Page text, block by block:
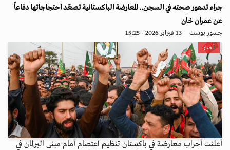
جراء تدهور صحته في السجن.. المعارضة الباكستانية تصعّد احتجاجاتها دفاعاً
عن عمران خان
جسور بوست 13 فبراير 2026 - 15:25
أخبار
أعلنت أحزاب معارضة في باكستان تنظيم اعتصام أمام مبنى البرلمان في